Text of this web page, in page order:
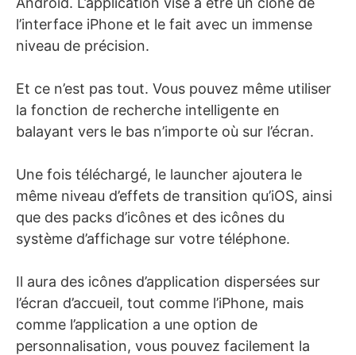
l’interface iPhone et le fait avec un immense
niveau de précision.
Et ce n’est pas tout. Vous pouvez même utiliser
la fonction de recherche intelligente en
balayant vers le bas n’importe où sur l’écran.
Une fois téléchargé, le launcher ajoutera le
même niveau d’effets de transition qu’iOS, ainsi
que des packs d’icônes et des icônes du
système d’affichage sur votre téléphone.
Il aura des icônes d’application dispersées sur
l’écran d’accueil, tout comme l’iPhone, mais
comme l’application a une option de
personnalisation, vous pouvez facilement la